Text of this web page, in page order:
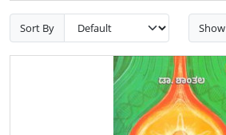
Sort By Show